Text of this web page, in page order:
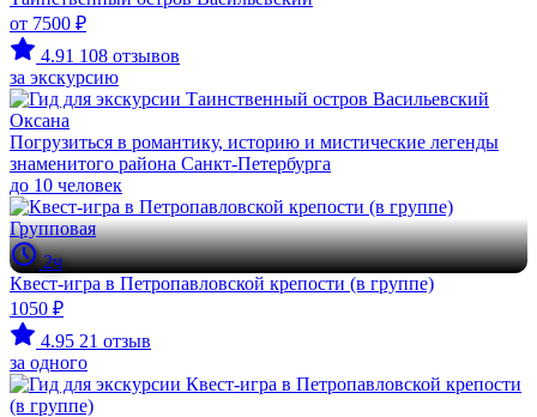
от 7500 ₽
4.91 108 отзывов
за экскурсию
Оксана
Погрузиться в романтику, историю и мистические легенды
знаменитого района Санкт-Петербурга
до 10 человек
Групповая
2ч
Квест-игра в Петропавловской крепости (в группе)
1050 ₽
4.95 21 отзыв
за одного